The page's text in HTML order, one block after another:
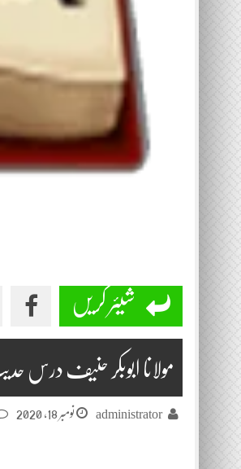
شیئر کریں
مولانا ابوبکر حنیف درس حدیث 2020-
administrator نومبر 18, 2020